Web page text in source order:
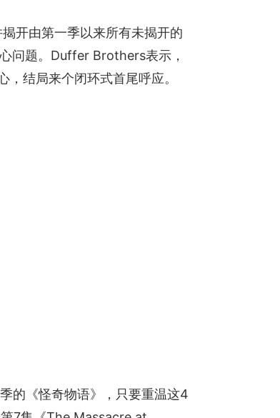
开由第一季以来所有未揭开的
问题。Duffer Brothers表示，
结局来个闭环式首尾呼应。
的《怪奇物语》，只要重温这4